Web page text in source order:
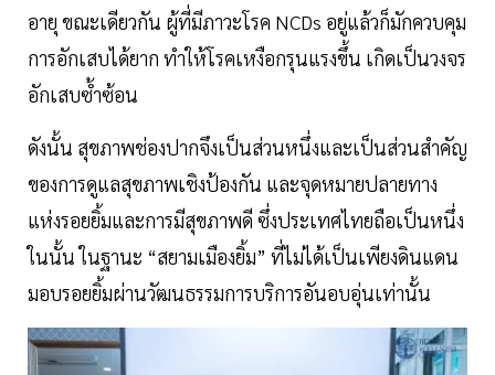
อายุ ขณะเดียวกัน ผู้ที่มีภาวะโรค NCDs อยู่แล้วก็มักควบคุม
การอักเสบได้ยาก ทำให้โรคเหงือกรุนแรงขึ้น เกิดเป็นวงจร
อักเสบซ้ำซ้อน
ดังนั้น สุขภาพช่องปากจึงเป็นส่วนหนึ่งและเป็นส่วนสำคัญ
ของการดูแลสุขภาพเชิงป้องกัน และจุดหมายปลายทาง
แห่งรอยยิ้มและการมีสุขภาพดี ซึ่งประเทศไทยถือเป็นหนึ่ง
ในนั้น ในฐานะ “สยามเมืองยิ้ม” ที่ไม่ได้เป็นเพียงดินแดน
มอบรอยยิ้มผ่านวัฒนธรรมการบริการอันอบอุ่นเท่านั้น